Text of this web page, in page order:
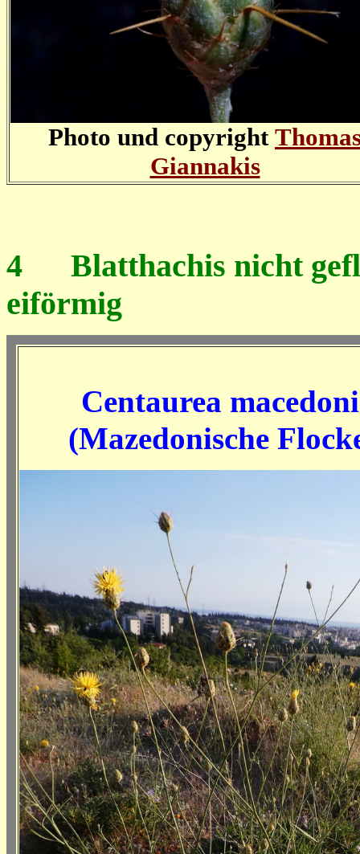
Photo und copyright
Giannakis
4 Blatthachis nicht
eiförmig
Centaurea
(Mazedonische